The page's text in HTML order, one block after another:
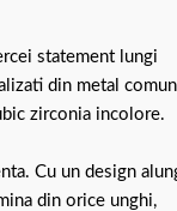
statement lungi
din metal comun
zirconia incolore.
Cu un design
din orice unghi,